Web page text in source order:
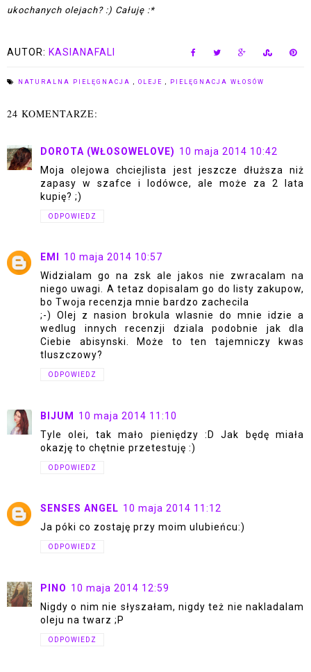
ukochanych olejach? :) Całuję :*
AUTOR: KASIANAFALI
NATURALNA PIELĘGNACJA OLEJE PIELĘGNACJA WŁOSÓW
24 KOMENTARZE:
DOROTA (WŁOSOWELOVE) 10 maja 2014 10:42
Moja olejowa chciejlista jest jeszcze dłuższa niż
zapasy w szafce i lodówce, ale może za 2 lata
kupię? ;)
ODPOWIEDZ
EMI
10 maja 2014 10:57
Widzialam go na zsk ale jakos nie zwracalam na
niego uwagi. A tetaz dopisalam go do listy zakupow,
bo Twoja recenzja mnie bardzo zachecila
;-) Olej z nasion brokula wlasnie do mnie idzie a
wedlug innych recenzji dziala podobnie jak dla
Ciebie abisynski. Może to ten tajemniczy kwas
tluszczowy?
ODPOWIEDZ
BIJUM 10 maja 2014 11:10
Tyle olei, tak mało pieniędzy :D Jak będę miała
okazję to chętnie przetestuję :)
ODPOWIEDZ
SENSES ANGEL 10 maja 2014 11:12
Ja póki co zostaję przy moim ulubieńcu:)
ODPOWIEDZ
PINO 10 maja 2014 12:59
Nigdy o nim nie słyszałam, nigdy też nie nakladalam
oleju na twarz ;P
ODPOWIEDZ